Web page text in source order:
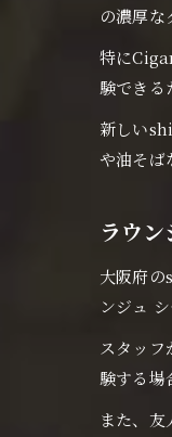
の濃厚な
特に
験できる
新しい
や油そば
ラウ
大阪府の
ンジュ
スタッ
験する場
また、